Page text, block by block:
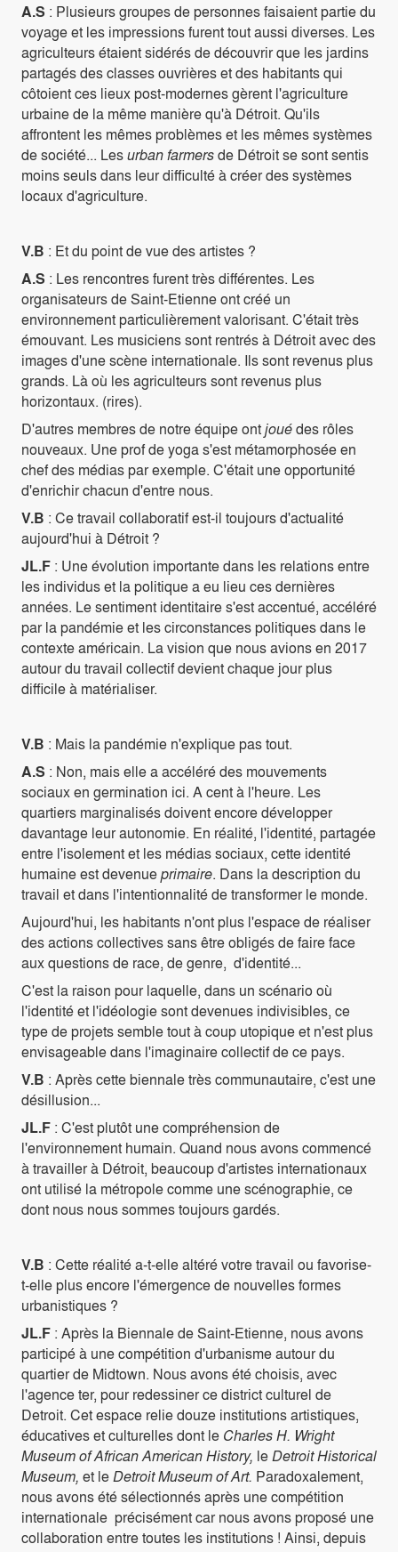
A.S : Plusieurs groupes de personnes faisaient partie du
voyage et les impressions furent tout aussi diverses. Les
agriculteurs étaient sidérés de découvrir que les jardins
partagés des classes ouvrières et des habitants qui
côtoient ces lieux post-modernes gèrent l'agriculture
urbaine de la même manière qu'à Détroit. Qu'ils
affrontent les mêmes problèmes et les mêmes systèmes
de société... Lesurban farmersde Détroit se sont sentis
moins seuls dans leur difficulté à créer des systèmes
locaux d'agriculture.
V.B : Et du point de vue des artistes ?
A.S : Les rencontres furent très différentes. Les
organisateurs de Saint-Etienne ont créé un
environnement particulièrement valorisant. C'était très
émouvant. Les musiciens sont rentrés à Détroit avec des
images d'une scène internationale. Ils sont revenus plus
grands. Là où les agriculteurs sont revenus plus
horizontaux. (rires).
D'autres membres de notre équipe ontjouédes rôles
nouveaux. Une prof de yoga s'est métamorphosée en
chef des médias par exemple. C'était une opportunité
d'enrichir chacun d'entre nous.
V.B : Ce travail collaboratif est-il toujours d'actualité
aujourd'hui à Détroit ?
JL.F : Une évolution importante dans les relations entre
les individus et la politique a eu lieu ces dernières
années. Le sentiment identitaire s'est accentué, accéléré
par la pandémie et les circonstances politiques dans le
contexte américain. La vision que nous avions en 2017
autour du travail collectif devient chaque jour plus
difficile à matérialiser.
V.B : Mais la pandémie n'explique pas tout.
A.S : Non, mais elle a accéléré des mouvements
sociaux en germination ici. A cent à l'heure. Les
quartiers marginalisés doivent encore développer
davantage leur autonomie. En réalité, l'identité, partagée
entre l'isolement et les médias sociaux, cette identité
humaine est devenueprimaire. Dans la description du
travail et dans l'intentionnalité de transformer le monde.
Aujourd'hui, les habitants n'ont plus l'espace de réaliser
des actions collectives sans être obligés de faire face
aux questions de race, de genre, d'identité...
C'est la raison pour laquelle, dans un scénario où
l'identité et l'idéologie sont devenues indivisibles, ce
type de projets semble tout à coup utopique et n'est plus
envisageable dans l'imaginaire collectif de ce pays.
V.B : Après cette biennale très communautaire, c'est une
désillusion...
JL.F : C'est plutôt une compréhension de
l'environnement humain. Quand nous avons commencé
à travailler à Détroit, beaucoup d'artistes internationaux
ont utilisé la métropole comme une scénographie, ce
dont nous nous sommes toujours gardés.
V.B : Cette réalité a-t-elle altéré votre travail ou favorise-
t-elle plus encore l'émergence de nouvelles formes
urbanistiques ?
JL.F : Après la Biennale de Saint-Etienne, nous avons
participé à une compétition d'urbanisme autour du
quartier de Midtown. Nous avons été choisis, avec
l'agence ter, pour redessiner ce district culturel de
Detroit. Cet espace relie douze institutions artistiques,
éducatives et culturelles dont le Charles H. Wright
Museum of African American History, leDetroit Historical
Museum, et leDetroit Museum of Art. Paradoxalement,
nous avons été sélectionnés après une compétition
internationale précisément car nous avons proposé une
collaboration entre toutes les institutions ! Ainsi, depuis